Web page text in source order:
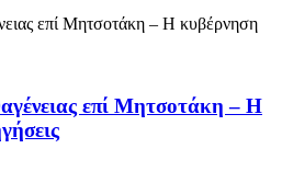
επί Μητσοτάκη – Η